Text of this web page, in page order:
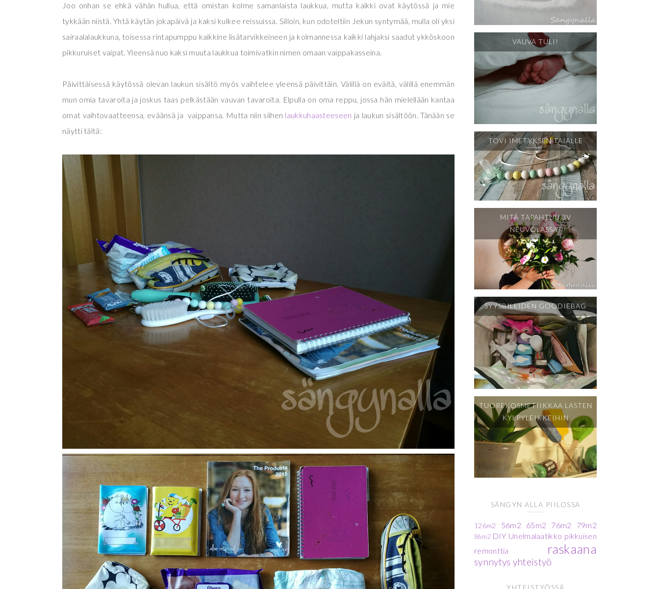
Joo onhan se ehkä vähän hullua, että omistan kolme samanlaista laukkua, mutta kaikki ovat käytössä ja mie
tykkään niistä. Yhtä käytän jokapäivä ja kaksi kulkee reissuissa. Silloin, kun odoteltiin Jekun syntymää, mulla oli yksi
sairaalalaukkuna, toisessa rintapumppu kaikkine lisätarvikkeineen ja kolmannessa kaikki lahjaksi saadut ykköskoon
pikkuruiset vaipat. Yleensä nuo kaksi muuta laukkua toimivatkin nimen omaan vaippakasseina.
Päivittäisessä käytössä olevan laukun sisältö myös vaihtelee yleensä päivittäin. Välillä on eväitä, välillä enemmän
mun omia tavaroita ja joskus taas pelkästään vauvan tavaroita. Elpulla on oma reppu, jossa hän mielellään kantaa
omat vaihtovaatteensa, eväänsä ja vaippansa. Mutta niin siihen laukkuhaasteeseen ja laukun sisältöön. Tänään se
näytti tältä:
VAUVA TULI!
TOVI IMETYKSEN TAIALLE
MITÄ TAPAHTUU 3V
NEUVOLASSA?
SYYSBILEIDEN GOODIEBAG
TUOREKOSMETIIKKAA LASTEN
KYLPYLEIKKEIHIN
SÄNGYN ALLA PIILOSSA
126m2 56m2 65m2 76m2 79m2
86m2 DIY Unelmalaatikko pikkuisen
remonttia
raskaana
synnytys yhteistyö